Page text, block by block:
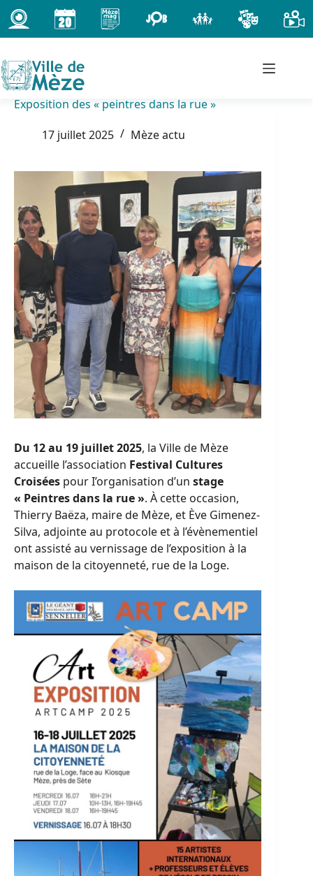
Passer
au
contenu
Exposition des « peintres dans la rue »
17 juillet 2025
Mèze actu
Du 12 au 19 juillet 2025, la Ville de Mèze
accueille l’association Festival Cultures
Croisées pour I’organisation d’un stage
« Peintres dans la rue ». À cette occasion,
Thierry Baëza, maire de Mèze, et Ève Gimenez-
Silva, adjointe au protocole et à l’évènementiel
ont assisté au vernissage de l’exposition à la
maison de la citoyenneté, rue de la Loge.